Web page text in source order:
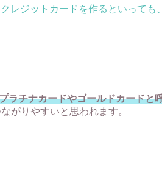
レジットカードを作るといって
ラチナカードやゴールドカードと
がりやすいと思われます。